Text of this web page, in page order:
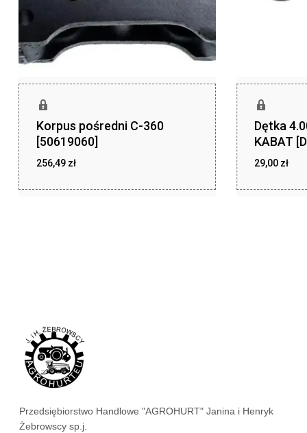
Korpus pośredni C-360
[50619060]
256,49 zł
Dętka
KABAT
29,00 zł
Przedsiębiorstwo Handlowe "AGROHURT" Janina i Henryk
Żebrowscy sp.j.